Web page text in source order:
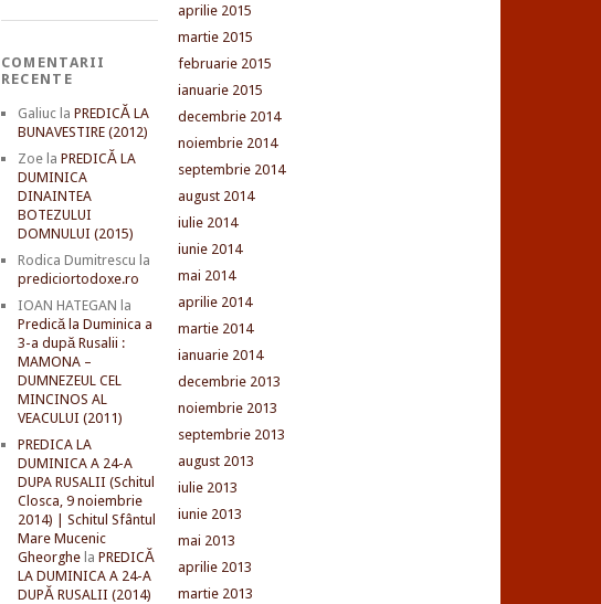
COMENTARII
RECENTE
Galiucla PREDICĂ LA
BUNAVESTIRE (2012)
Zoela PREDICĂ LA
DUMINICA
DINAINTEA
BOTEZULUI
DOMNULUI (2015)
Rodica Dumitrescu la
prediciortodoxe.ro
IOAN HATEGAN la
Predică la Duminica a
3-a după Rusalii :
MAMONA –
DUMNEZEUL CEL
MINCINOS AL
VEACULUI (2011)
PREDICA LA
DUMINICA A 24-A
DUPA RUSALII (Schitul
Closca, 9 noiembrie
2014) | Schitul Sfântul
Mare Mucenic
Gheorghela PREDICĂ
LA DUMINICA A 24-A
DUPĂ RUSALII (2014)
aprilie 2015
martie 2015
februarie 2015
ianuarie 2015
decembrie 2014
noiembrie 2014
septembrie 2014
august 2014
iulie 2014
iunie 2014
mai 2014
aprilie 2014
martie 2014
ianuarie 2014
decembrie 2013
noiembrie 2013
septembrie 2013
august 2013
iulie 2013
iunie 2013
mai 2013
aprilie 2013
martie 2013